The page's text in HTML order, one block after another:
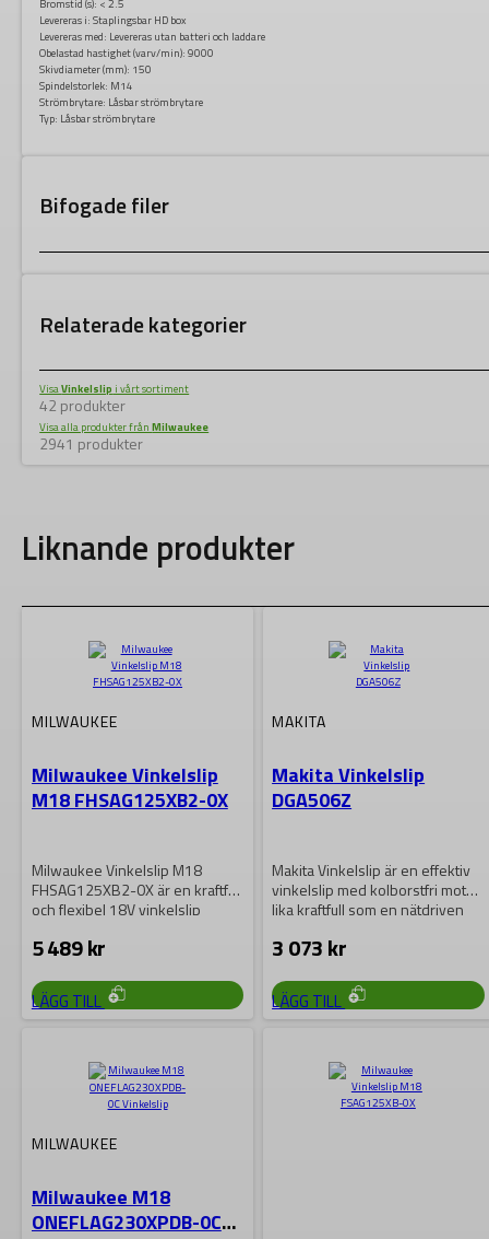
Bromstid (s): < 2.5
Levereras i:Staplingsbar HD box
Levereras med: Levereras utan batteri och laddare
Obelastad hastighet (varv/min):9000
Skivdiameter (mm): 150
Spindelstorlek: M14
Strömbrytare: Låsbar strömbrytare
Typ: Låsbar strömbrytare
Bifogade filer
Relaterade kategorier
VisaVinkelslip i vårt sortiment
42 produkter
Visa alla produkter frånMilwaukee
2941 produkter
Liknande produkter
MILWAUKEE
Milwaukee Vinkelslip
M18 FHSAG125XB2-0X
Milwaukee Vinkelslip M18
FHSAG125XB2-0X är en kraftfull
och flexibel 18V vinkelslip
5 489kr
LÄGG TILL
MAKITA
Makita Vinkelslip
DGA506Z
Makita Vinkelslip är en effektiv
vinkelslip med kolborstfri motor,
lika kraftfull som en nätdriven
3 073kr
LÄGG TILL
MILWAUKEE
Milwaukee M18
ONEFLAG230XPDB-0C